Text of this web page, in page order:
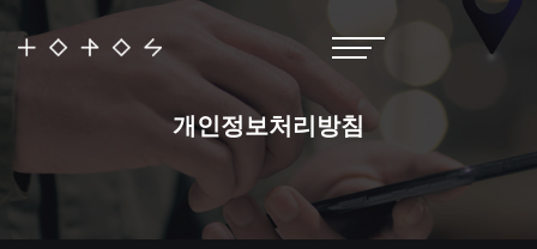
개인정보처리방침